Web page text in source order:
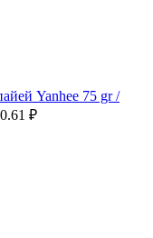
Yanhee 75 gr /
₽